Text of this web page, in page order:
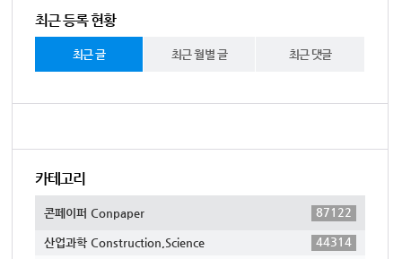
최근 등록 현황
최근 글 최근 월별 글 최근 댓글
카테고리
콘페이퍼 Conpaper 87122
산업과학 Construction,Science
44314